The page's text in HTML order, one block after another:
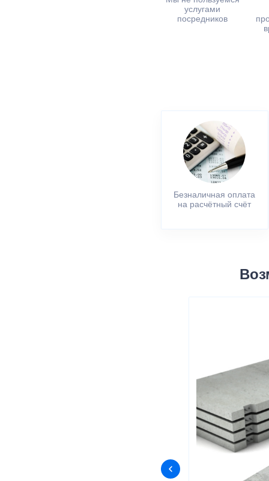
услугами
посредников
Безналичная оплата
на расчётный счёт